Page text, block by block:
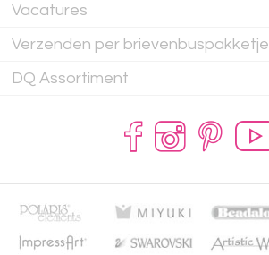
Vacatures
Verzenden per brievenbuspakketje
DQ Assortiment